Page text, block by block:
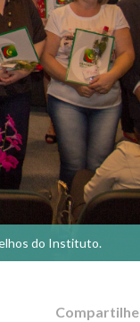
do Instituto.
Compartilhe